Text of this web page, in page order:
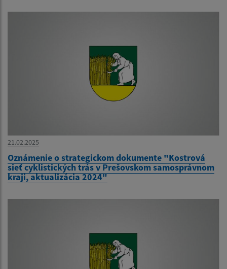
21.02.2025
Oznámenie o strategickom dokumente "Kostrová
sieť cyklistických trás v Prešovskom samosprávnom
kraji, aktualizácia 2024"